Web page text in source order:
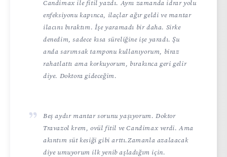
Candimax ile fitil yazdı. Aynı zamanda idrar yolu
enfeksiyonu kapınca, ilaçlar ağır geldi ve mantar
ilacını bıraktım. İşe yaramadı bir daha. Sirke
denedim, sadece kısa süreliğine işe yaradı. Şu
anda sarımsak tamponu kullanıyorum, biraz
rahatlattı ama korkuyorum, bırakınca geri gelir
diye. Doktora gideceğim.
Beş aydır mantar sorunu yaşıyorum. Doktor
Travazol krem, ovül fitil ve Candimax verdi. Ama
akıntım süt kesiği gibi arttı.Zamanla azalaacak
diye umuyorum ilk yenib aşladığım için.